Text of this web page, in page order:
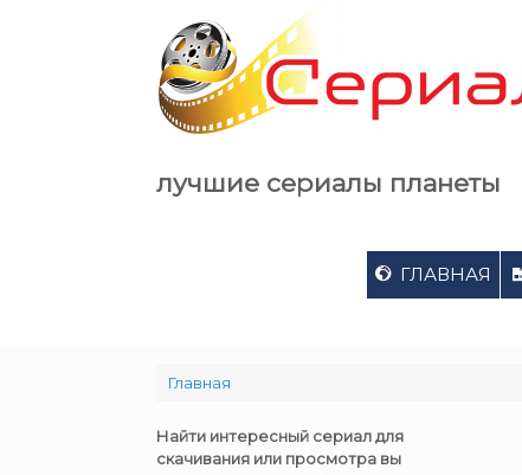
лучшие сериалы планеты
ГЛАВНАЯ
Главная
Найти интересный сериал для
скачивания или просмотра вы